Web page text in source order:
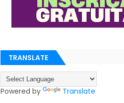
TRANSLATE
Powered by Translate